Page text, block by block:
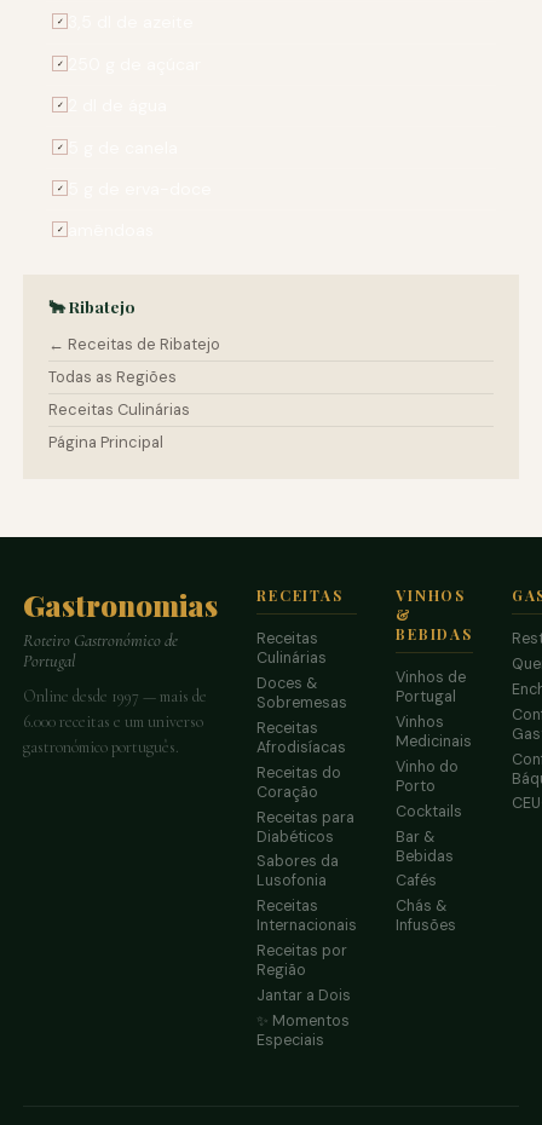
✓
✓
✓
✓
✓
✓
🐂 Ribatejo
← Receitas de Ribatejo
Todas as Regiões
Receitas Culinárias
Página Principal
Gastronomias
Roteiro Gastronómico de
Portugal
Online desde 1997 — mais de
6.000 receitas e um universo
gastronómico português.
RECEITAS
Receitas
Culinárias
Doces &
Sobremesas
Receitas
Afrodisíacas
Receitas do
Coração
Receitas para
Diabéticos
Sabores da
Lusofonia
Receitas
Internacionais
Receitas por
Região
Jantar a Dois
✨ Momentos
Especiais
VINHOS
&
BEBIDAS
Vinhos de
Portugal
Vinhos
Medicinais
Vinho do
Porto
Cocktails
Bar &
Bebidas
Cafés
Chás &
Infusões